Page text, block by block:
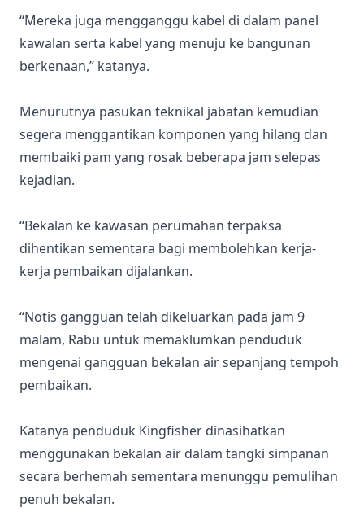
“Mereka juga mengganggu kabel di dalam panel
kawalan serta kabel yang menuju ke bangunan
berkenaan,” katanya.
Menurutnya pasukan teknikal jabatan kemudian
segera menggantikan komponen yang hilang dan
membaiki pam yang rosak beberapa jam selepas
kejadian.
“Bekalan ke kawasan perumahan terpaksa
dihentikan sementara bagi membolehkan kerja-
kerja pembaikan dijalankan.
“Notis gangguan telah dikeluarkan pada jam 9
malam, Rabu untuk memaklumkan penduduk
mengenai gangguan bekalan air sepanjang tempoh
pembaikan.
Katanya penduduk Kingfisher dinasihatkan
menggunakan bekalan air dalam tangki simpanan
secara berhemah sementara menunggu pemulihan
penuh bekalan.